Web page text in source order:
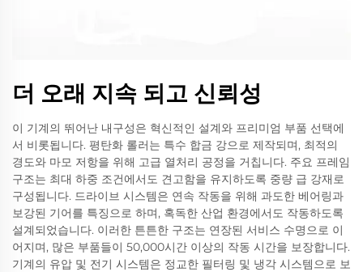
더 오래 지속 되고 신뢰성
이 기계의 뛰어난 내구성은 혁신적인 설계와 프리미엄 부품 선택에
서 비롯됩니다. 평탄화 롤러는 특수 합금 강으로 제작되며, 최적의
경도와 마모 저항을 위해 고급 열처리 공정을 거칩니다. 주요 프레임
구조는 최대 하중 조건에서도 견고함을 유지하도록 중량 급 강재로
구성됩니다. 드라이브 시스템은 연속 작동을 위해 과도한 베어링과
보강된 기어를 특징으로 하며, 혹독한 산업 환경에서도 작동하도록
설계되었습니다. 이러한 튼튼한 구조는 연장된 서비스 수명으로 이
어지며, 많은 부품들이 50,000시간 이상의 작동 시간을 보장합니다.
기계의 유압 및 전기 시스템은 정교한 필터링 및 냉각 시스템으로 보